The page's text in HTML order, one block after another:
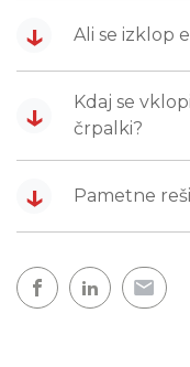
↓ Ali se izklop
↓
Kdaj se
črpalki?
↓ Pametne